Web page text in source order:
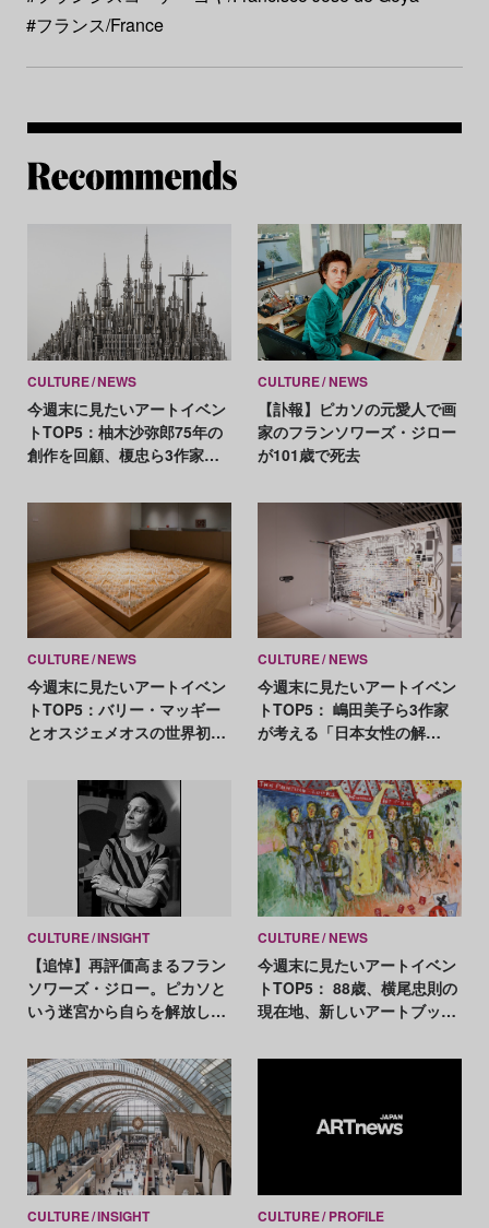
#フランス/France
CULTURE NEWS
今週末に見たいアートイベン
トTOP5：柚木沙弥郎75年の
創作を回顧、榎忠ら3作家が
CULTURE NEWS
【訃報】ピカソの元愛人で画
家のフランソワーズ・ジロー
が101歳で死去
CULTURE NEWS
今週末に見たいアートイベン
トTOP5：バリー・マッギー
とオスジェメオスの世界初コ
る大規模展
CULTURE NEWS
今週末に見たいアートイベン
トTOP5： 嶋田美子ら3作家
が考える「日本女性の解
あ」の展覧会第3弾
CULTURE INSIGHT
【追悼】再評価高まるフラン
ソワーズ・ジロー。ピカソと
いう迷宮から自らを解放した
CULTURE NEWS
今週末に見たいアートイベン
トTOP5： 88歳、横尾忠則の
現在地、新しいアートブック
CULTURE INSIGHT CULTURE PROFILE